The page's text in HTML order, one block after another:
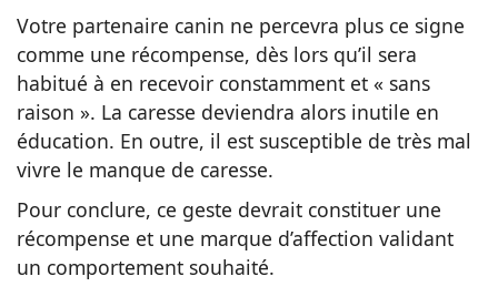
Votre partenaire canin ne percevra plus ce signe
comme une récompense, dès lors qu’il sera
habitué à en recevoir constamment et « sans
raison ». La caresse deviendra alors inutile en
éducation. En outre, il est susceptible de très mal
vivre le manque de caresse.
Pour conclure, ce geste devrait constituer une
récompense et une marque d’affection validant
un comportement souhaité.